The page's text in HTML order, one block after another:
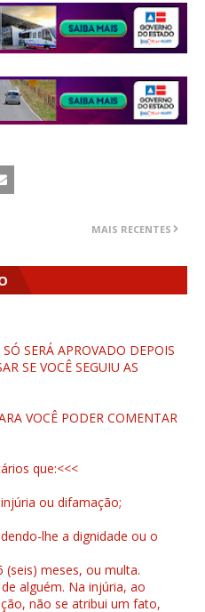
MAIS RECENTES
SERÁ APROVADO DEPOIS
SE VOCÊ SEGUIU AS
VOCÊ PODER COMENTAR
que:<<<
ou difamação;
lhe a dignidade ou o
(seis) meses, ou multa.
alguém. Na injúria, ao
não se atribui um fato,